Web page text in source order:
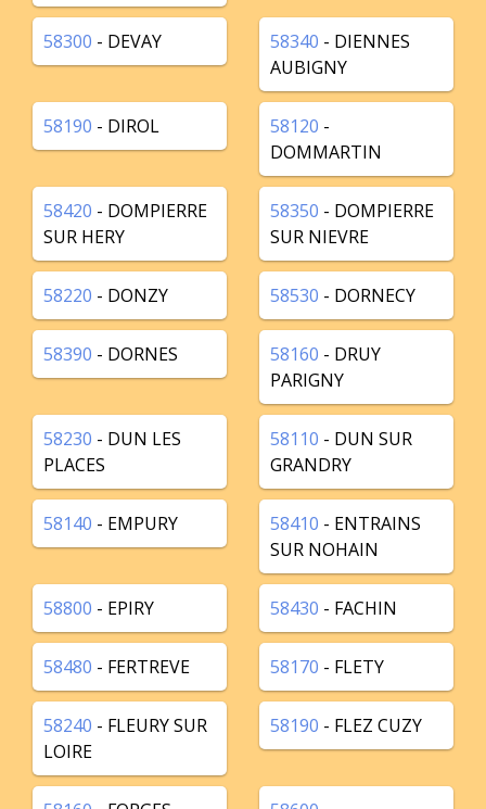
58300 - DEVAY 58340 - DIENNES
AUBIGNY
58190 - DIROL 58120 -
DOMMARTIN
58420 - DOMPIERRE
SUR HERY
58350 - DOMPIERRE
SUR NIEVRE
58220 - DONZY 58530 - DORNECY
58390 - DORNES 58160 - DRUY
PARIGNY
58230 - DUN LES
PLACES
58110 - DUN SUR
GRANDRY
58140 - EMPURY 58410 - ENTRAINS
SUR NOHAIN
58800 - EPIRY 58430 - FACHIN
58480 - FERTREVE 58170 - FLETY
58240 - FLEURY SUR
LOIRE
58190 - FLEZ CUZY